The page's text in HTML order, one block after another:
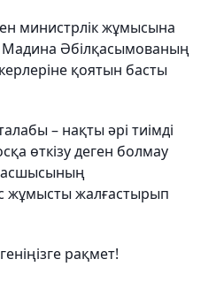
министрлік жұмысына
Мадина Әбілқасымованың
қоятын басты
– нақты әрі тиімді
өткізу деген болмау
жұмысты жалғастырып
рақмет!